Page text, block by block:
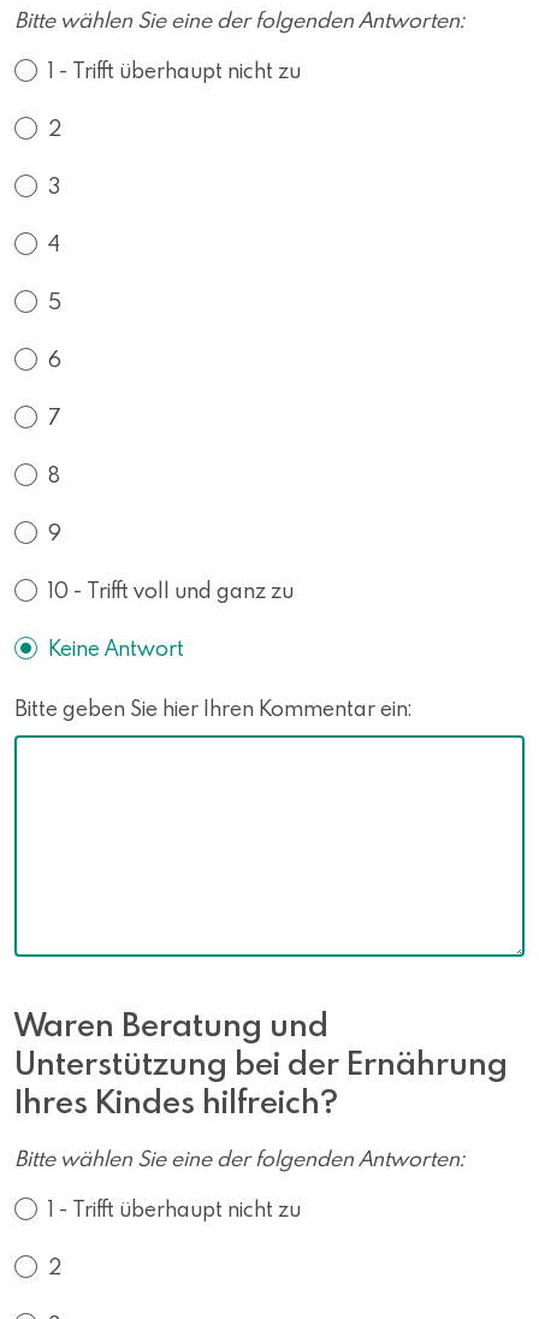
Bitte wählen Sie eine der folgenden Antworten:
1 - Trifft überhaupt nicht zu
2
3
4
5
6
7
8
9
10 - Trifft voll und ganz zu
Keine Antwort
Bitte geben Sie hier Ihren Kommentar ein:
Waren Beratung und
Unterstützung bei der Ernährung
Ihres Kindes hilfreich?
Bitte wählen Sie eine der folgenden Antworten:
1 - Trifft überhaupt nicht zu
2